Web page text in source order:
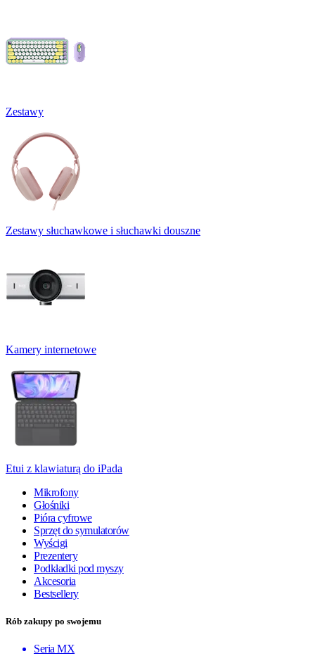
Zestawy
Zestawy słuchawkowe i słuchawki douszne
Kamery internetowe
Etui z klawiaturą do iPada
Mikrofony
Głośniki
Pióra cyfrowe
Sprzęt do symulatorów
Wyścigi
Prezentery
Podkładki pod myszy
Akcesoria
Bestsellery
Rób zakupy po swojemu
Seria MX